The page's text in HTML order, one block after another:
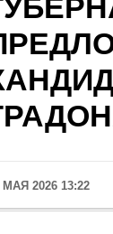
МАЯ 2026 13:22